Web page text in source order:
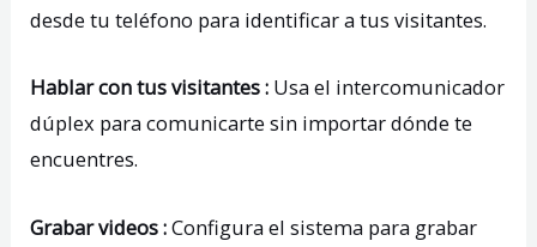
desde tu teléfono para identificar a tus visitantes.
Hablar con tus visitantes : Usa el intercomunicador
dúplex para comunicarte sin importar dónde te
encuentres.
Grabar videos :Configura el sistema para grabar